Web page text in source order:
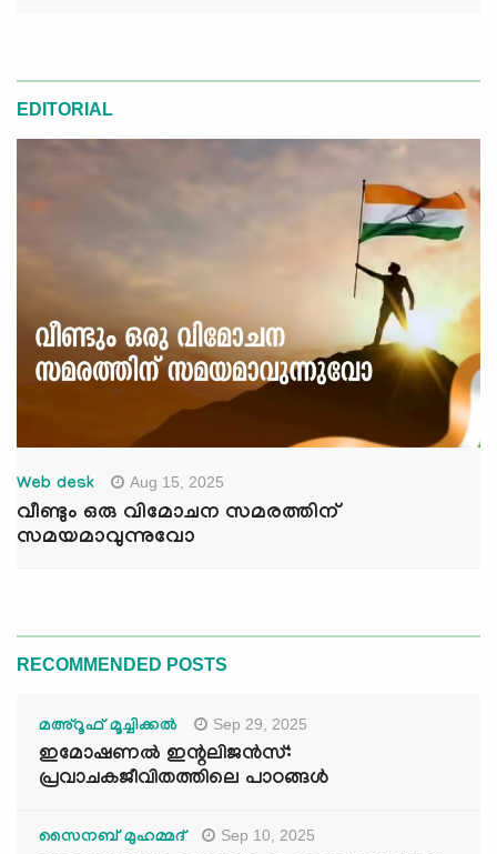
EDITORIAL
Web desk Aug 15, 2025
വീണ്ടും ഒരു വിമോചന സമരത്തിന്
സമയമാവുന്നുവോ
RECOMMENDED POSTS
മഅ്റൂഫ് മൂച്ചിക്കല്‍ Sep 29, 2025
ഇമോഷണൽ ഇന്റലിജൻസ്:
പ്രവാചകജീവിതത്തിലെ പാഠങ്ങൾ
സൈനബ് മുഹമ്മദ് Sep 10, 2025